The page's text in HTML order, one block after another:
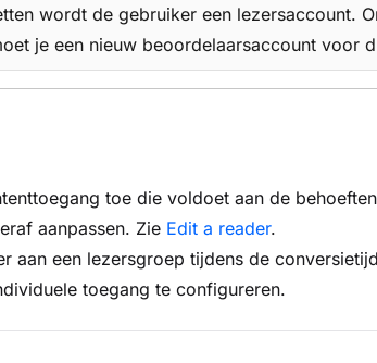
wordt de gebruiker een lezersaccount.
je een nieuw beoordelaarsaccount voor
toe die voldoet aan de
aanpassen. Zie Edit a reader.
aan een lezersgroep tijdens de
toegang te configureren.